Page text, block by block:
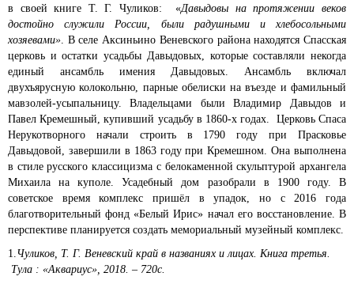
в своей книге Т. Г. Чуликов: «Давыдовы на протяжении веков
достойно служили России, были радушными и хлебосольными
хозяевами». В селе Аксиньино Веневского района находятся Спасская
церковь и остатки усадьбы Давыдовых, которые составляли некогда
единый ансамбль имения Давыдовых. Ансамбль включал
двухъярусную колокольню, парные обелиски на въезде и фамильный
мавзолей-усыпальницу. Владельцами были Владимир Давыдов и
Павел Кремешный, купивший усадьбу в 1860-х годах. Церковь Спаса
Нерукотворного начали строить в 1790 году при Прасковье
Давыдовой, завершили в 1863 году при Кремешном. Она выполнена
в стиле русского классицизма с белокаменной скульптурой архангела
Михаила на куполе. Усадебный дом разобрали в 1900 году. В
советское время комплекс пришёл в упадок, но с 2016 года
благотворительный фонд «Белый Ирис» начал его восстановление. В
перспективе планируется создать мемориальный музейный комплекс.
1.Чуликов, Т. Г. Веневский край в названиях и лицах. Книга третья.
Тула : «Аквариус», 2018. – 720с.